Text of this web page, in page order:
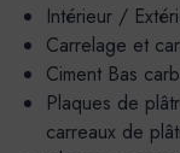
Intérieur /
Carrelage et
Ciment Bas
Plaques de
carreaux de